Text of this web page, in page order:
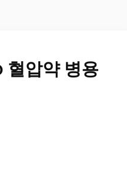
혈압약 병용